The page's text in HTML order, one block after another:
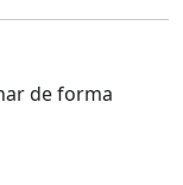
de forma